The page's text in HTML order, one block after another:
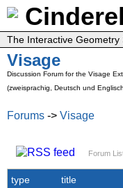
The Interactive Geometry
Visage
Discussion Forum for the Visage
(zweisprachig, Deutsch und
Forums -> Visage
Forum
type title